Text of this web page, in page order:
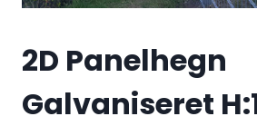
2D Panelhegn
Galvaniseret